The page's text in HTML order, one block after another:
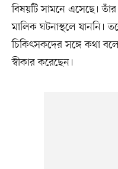
বিষয়টি সামনে এসেছে।
মালিক ঘটনাস্থলে যাননি।
চিকিৎসকদের সঙ্গে কথা
স্বীকার করেছেন।